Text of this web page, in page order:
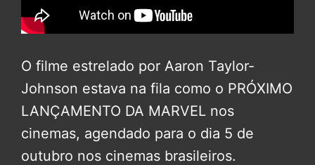
O filme estrelado por Aaron Taylor-
Johnson estava na fila como o PRÓXIMO
LANÇAMENTO DA MARVEL nos
cinemas, agendado para o dia 5 de
outubro nos cinemas brasileiros.